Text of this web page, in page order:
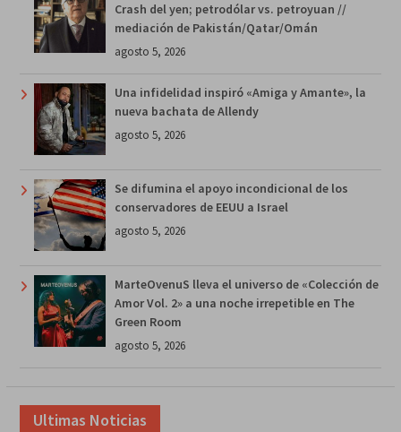
Crash del yen; petrodólar vs. petroyuan //
mediación de Pakistán/Qatar/Omán
agosto 5, 2026
Una infidelidad inspiró «Amiga y Amante», la
nueva bachata de Allendy
agosto 5, 2026
Se difumina el apoyo incondicional de los
conservadores de EEUU a Israel
agosto 5, 2026
MarteOvenuS lleva el universo de «Colección de
Amor Vol. 2» a una noche irrepetible en The
Green Room
agosto 5, 2026
Ultimas Noticias